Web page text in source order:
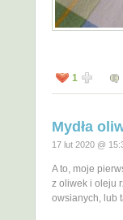
1
Mydła
17 lut 2020 @
A to, moje
z oliwek i oleju
owsianych, lub